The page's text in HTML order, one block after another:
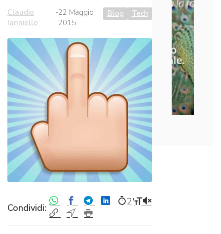
Claudio
Ianniello
-22 Maggio
2015
Blog Tech
Condividi:
2′